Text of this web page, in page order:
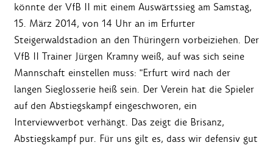
könnte der VfB II mit einem Auswärtssieg am Samstag,
15. März 2014, von 14 Uhr an im Erfurter
Steigerwaldstadion an den Thüringern vorbeiziehen. Der
VfB II Trainer Jürgen Kramny weiß, auf was sich seine
Mannschaft einstellen muss: "Erfurt wird nach der
langen Sieglosserie heiß sein. Der Verein hat die Spieler
auf den Abstiegskampf eingeschworen, ein
Interviewverbot verhängt. Das zeigt die Brisanz,
Abstiegskampf pur. Für uns gilt es, dass wir defensiv gut